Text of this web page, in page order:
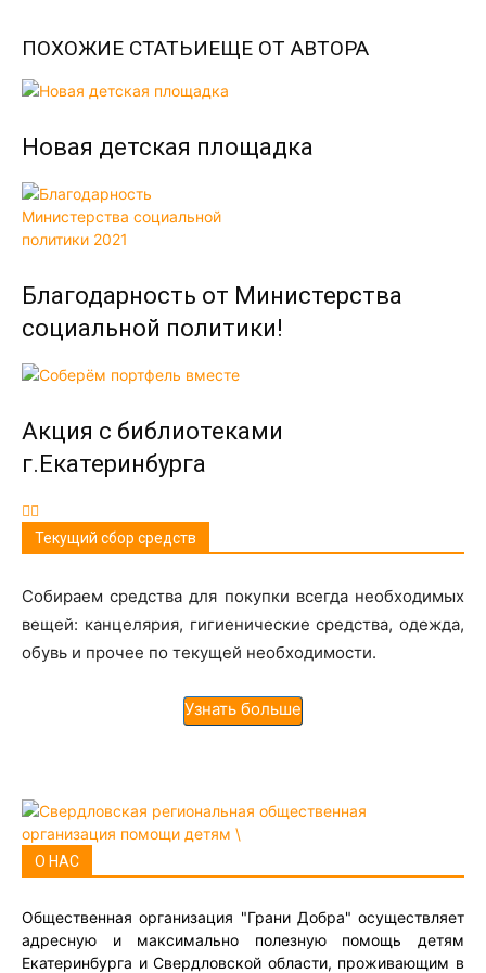
ПОХОЖИЕ СТАТЬИЕЩЕ ОТ АВТОРА
Новая детская площадка
Благодарность от Министерства
социальной политики!
Акция с библиотеками
г.Екатеринбурга
Текущий сбор средств
Собираем средства для покупки всегда необходимых
вещей: канцелярия, гигиенические средства, одежда,
обувь и прочее по текущей необходимости.
Узнать больше
О НАС
Общественная организация "Грани Добра" осуществляет
адресную и максимально полезную помощь детям
Екатеринбурга и Свердловской области, проживающим в